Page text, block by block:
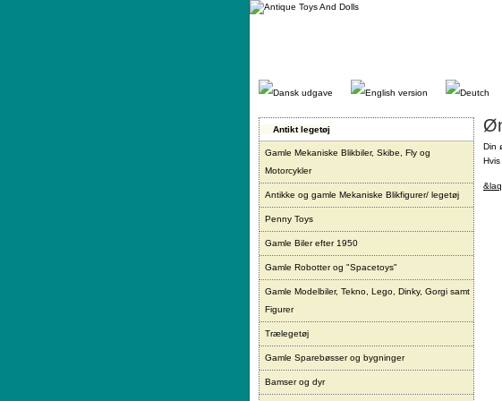
Gå
Antikt legetøj
Gamle Mekaniske Blikbiler, Skibe, Fly og
Motorcykler
Antikke og gamle Mekaniske Blikfigurer/ legetøj
Penny Toys
Gamle Biler efter 1950
Gamle Robotter og "Spacetoys"
Gamle Modelbiler, Tekno, Lego, Dinky, Gorgi samt
Figurer
Trælegetøj
Gamle Sparebøsser og bygninger
Bamser og dyr
Din